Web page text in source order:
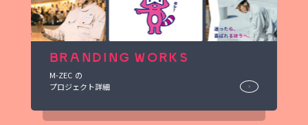
BRANDING WORKS
M-ZEC の
プロジェクト詳細